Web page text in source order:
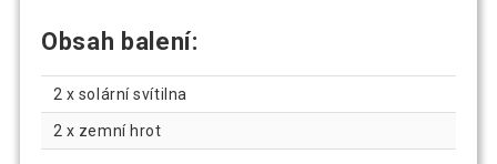
Obsah balení:
2 x solární svítilna
2 x zemní hrot